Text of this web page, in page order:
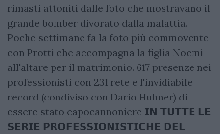
rimasti attoniti dalle foto che mostravano il
grande bomber divorato dalla malattia.
Poche settimane fa la foto più commovente
con Protti che accompagna la figlia Noemi
all'altare per il matrimonio. 617 presenze nei
professionisti con 231 rete e l'invidiabile
record (condiviso con Dario Hubner) di
essere stato capocannoniere 𝗜𝗡 𝗧𝗨𝗧𝗧𝗘 𝗟𝗘
𝗦𝗘𝗥𝗜𝗘 𝗣𝗥𝗢𝗙𝗘𝗦𝗦𝗜𝗢𝗡𝗜𝗦𝗧𝗜𝗖𝗛𝗘 𝗗𝗘𝗟